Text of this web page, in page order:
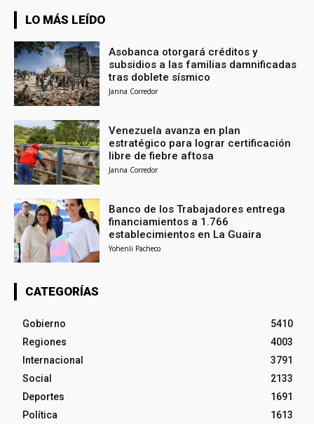
LO MÁS LEÍDO
Asobanca otorgará créditos y
subsidios a las familias damnificadas
tras doblete sísmico
Janna Corredor
Venezuela avanza en plan
estratégico para lograr certificación
libre de fiebre aftosa
Janna Corredor
Banco de los Trabajadores entrega
financiamientos a 1.766
establecimientos en La Guaira
Yohenli Pacheco
CATEGORÍAS
Gobierno
5410
Regiones
4003
Internacional
3791
Social
2133
Deportes
1691
Política
1613